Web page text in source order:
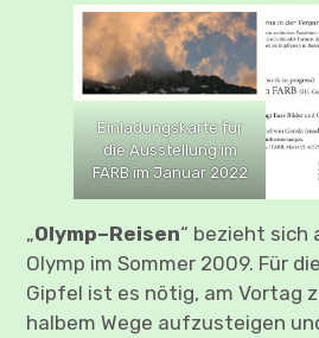
Einladungskarte für
die Ausstellung im
FARB im Januar 2022
„Olymp–Reisen“ bezieht sich
Olymp im Sommer 2009. Für
Gipfel ist es nötig, am Vortag
halbem Wege aufzusteigen